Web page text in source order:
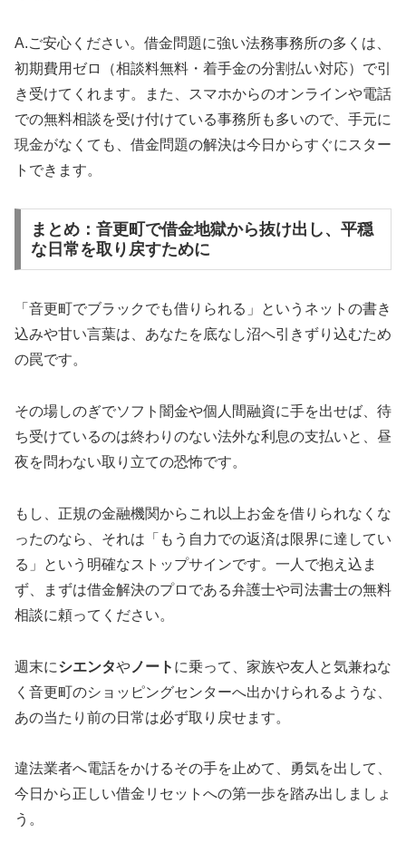
A.ご安心ください。借金問題に強い法務事務所の多くは、
初期費用ゼロ（相談料無料・着手金の分割払い対応）で引
き受けてくれます。また、スマホからのオンラインや電話
での無料相談を受け付けている事務所も多いので、手元に
現金がなくても、借金問題の解決は今日からすぐにスター
トできます。
まとめ：音更町で借金地獄から抜け出し、平穏
な日常を取り戻すために
「音更町でブラックでも借りられる」というネットの書き
込みや甘い言葉は、あなたを底なし沼へ引きずり込むため
の罠です。
その場しのぎでソフト闇金や個人間融資に手を出せば、待
ち受けているのは終わりのない法外な利息の支払いと、昼
夜を問わない取り立ての恐怖です。
もし、正規の金融機関からこれ以上お金を借りられなくな
ったのなら、それは「もう自力での返済は限界に達してい
る」という明確なストップサインです。一人で抱え込ま
ず、まずは借金解決のプロである弁護士や司法書士の無料
相談に頼ってください。
週末にシエンタや ノート に乗って、家族や友人と気兼ねな
く音更町のショッピングセンターへ出かけられるような、
あの当たり前の日常は必ず取り戻せます。
違法業者へ電話をかけるその手を止めて、勇気を出して、
今日から正しい借金リセットへの第一歩を踏み出しましょ
う。